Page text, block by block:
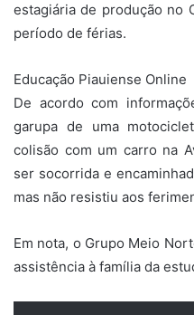
estagiária de produção no
período de férias.
Educação Piauiense Online
De acordo com
garupa de uma
colisão com um carro na
ser socorrida e
mas não resistiu aos
Em nota, o Grupo Meio
assistência à família da